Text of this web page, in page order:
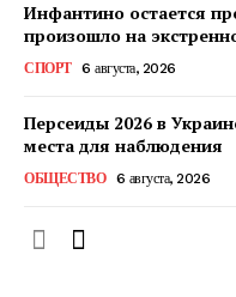
Инфантино остается
произошло на
СПОРТ 6 августа, 2026
Персеиды 2026 в
места для наблюдения
ОБЩЕСТВО 6 августа, 2026